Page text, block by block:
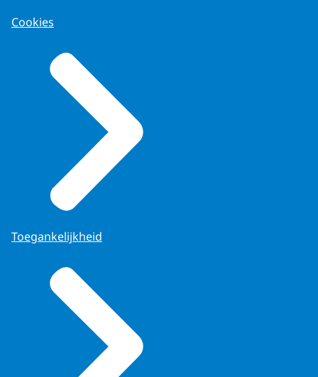
Cookies
Toegankelijkheid